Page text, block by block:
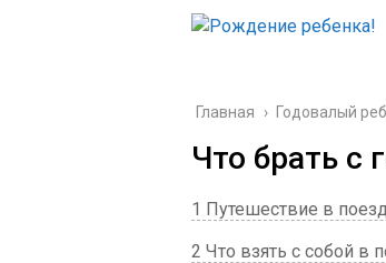
Главная › Годовалый
Что брать с
1 Путешествие в
2 Что взять с собой в